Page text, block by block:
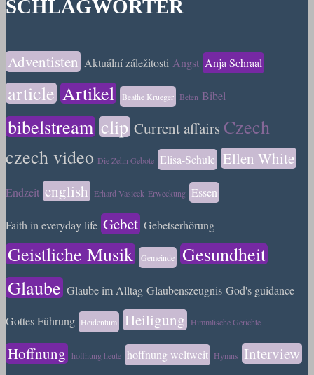
SCHLAGWÖRTER
Adventisten Aktuální záležitosti Angst Anja Schraal
article Artikel Beathe Krueger Beten Bibel
bibelstream clip Current affairs Czech
czech video Die Zehn Gebote Elisa-Schule Ellen White
Endzeit english Erhard Vasicek Erweckung Essen
Faith in everyday life Gebet Gebetserhörung
Geistliche Musik Gemeinde
Gesundheit
Glaube Glaube im Alltag Glaubenszeugnis God's guidance
Gottes Führung Heidentum Heiligung Himmlische Gerichte
Hoffnung hoffnung heute hoffnung weltweit Hymns
Interview